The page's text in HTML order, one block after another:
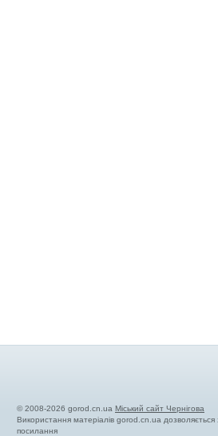
© 2008-2026 gorod.cn.ua Міський сайт Чернігова
Використання матеріалів gorod.cn.ua дозволяється
посилання